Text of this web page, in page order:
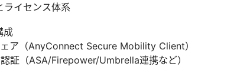
イセンス体系
成
ア（AnyConnect Secure Mobility Client）
証（ASA/Firepower/Umbrella連携など）